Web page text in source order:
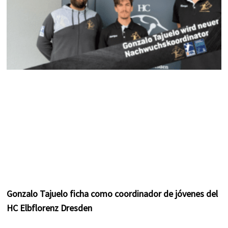
Gonzalo Tajuelo ficha como coordinador de jóvenes del
HC Elbflorenz Dresden